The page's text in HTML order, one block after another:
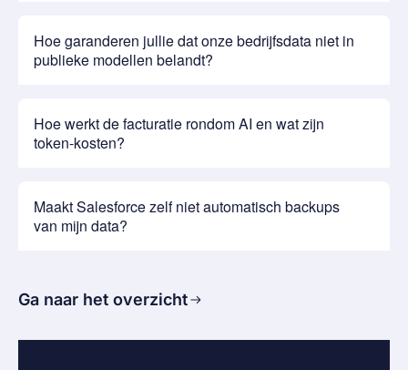
Hoe garanderen jullie dat onze bedrijfsdata niet in
publieke modellen belandt?
Hoe werkt de facturatie rondom AI en wat zijn
token-kosten?
Maakt Salesforce zelf niet automatisch backups
van mijn data?
Ga naar het overzicht